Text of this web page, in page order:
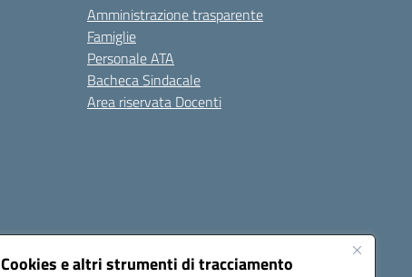
Cookies e altri strumenti di tracciamento
Amministrazione trasparente
Famiglie
Personale ATA
Bacheca Sindacale
Area riservata Docenti